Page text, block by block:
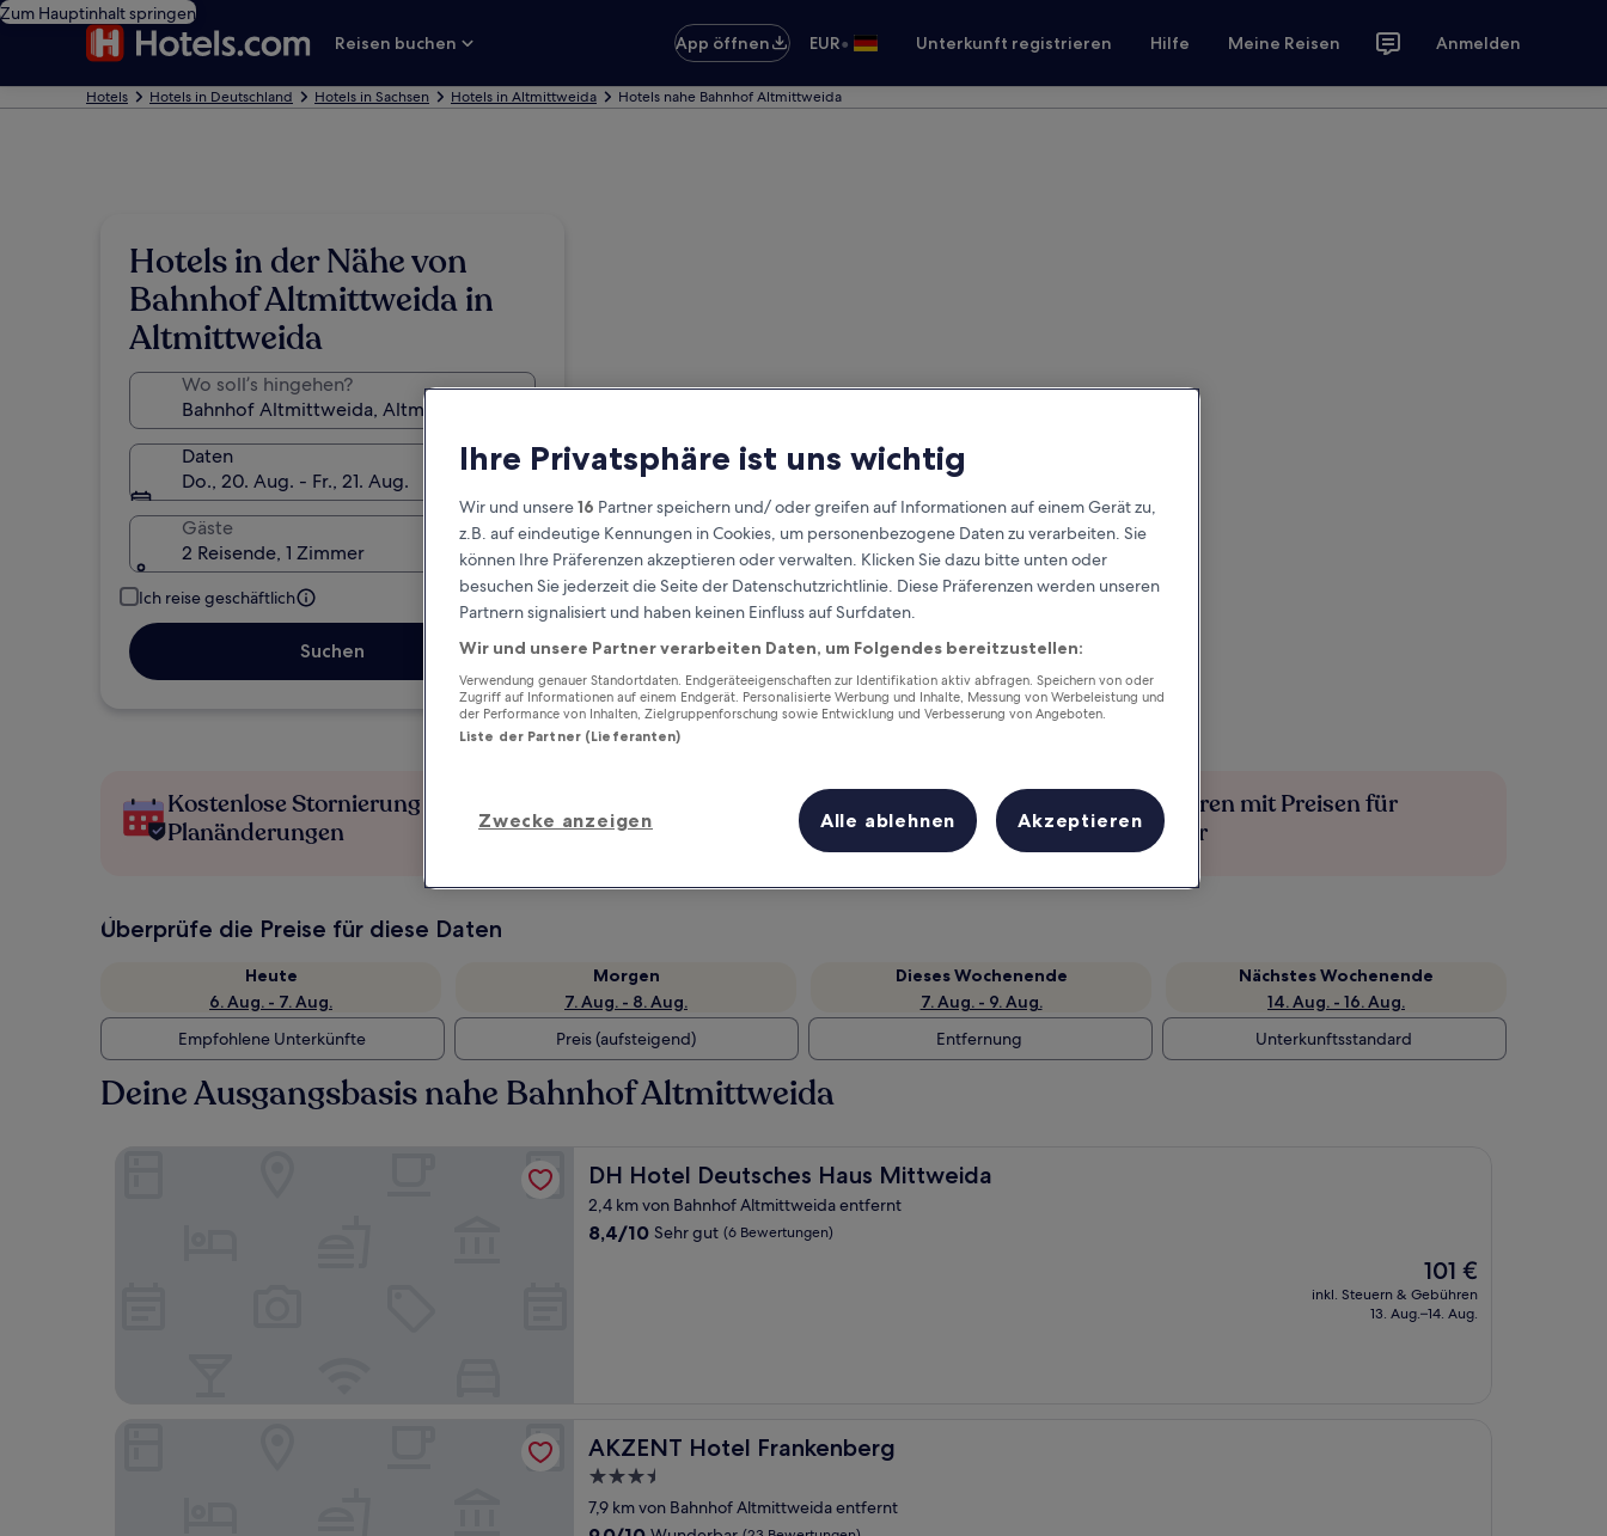
Zum Hauptinhalt springen
Reisen buchen
App öffnen EUR• Unterkunft registrieren Hilfe Meine Reisen Anmelden
Hotels Hotels in Deutschland Hotels in Sachsen Hotels in Altmittweida Hotels nahe Bahnhof Altmittweida
Hotels in der Nähe von
Bahnhof Altmittweida in
Altmittweida
Wo soll’s hingehen?
Daten
Do., 20. Aug. - Fr., 21. Aug.
Gäste
2 Reisende, 1 Zimmer
Ich reise geschäftlich
Suchen
Kostenlose Stornierung bei
Planänderungen
Verdiene Prämien für jede
wahrgenommene Übernachtung
Mehr sparen mit Preisen für
Mitglieder
Überprüfe die Preise für diese Daten
Heute
6. Aug. - 7. Aug.
Morgen
7. Aug. - 8. Aug.
Dieses Wochenende
7. Aug. - 9. Aug.
Nächstes Wochenende
14. Aug. - 16. Aug.
Empfohlene Unterkünfte
Preis (aufsteigend) Entfernung Unterkunftsstandard
Deine Ausgangsbasis nahe Bahnhof Altmittweida
DH Hotel Deutsches Haus Mittweida
DH Hotel Deutsches Haus Mittweida
2,4 km von Bahnhof Altmittweida entfernt
8.4
8,4/10 Sehr gut (6 Bewertungen)
Der
Preis
beträgt
101 €
inkl. Steuern & Gebühren
13. Aug.–14. Aug.
AKZENT Hotel Frankenberg
AKZENT Hotel Frankenberg
3.5-
Sterne-
Unterkunft
7,9 km von Bahnhof Altmittweida entfernt
Ihre Privatsphäre ist uns wichtig
Wir und unsere16 Partner speichern und/ oder greifen auf Informationen auf einem Gerät zu,
z.B. auf eindeutige Kennungen in Cookies, um personenbezogene Daten zu verarbeiten. Sie
können Ihre Präferenzen akzeptieren oder verwalten. Klicken Sie dazu bitte unten oder
besuchen Sie jederzeit die Seite der Datenschutzrichtlinie. Diese Präferenzen werden unseren
Partnern signalisiert und haben keinen Einfluss auf Surfdaten.
Wir und unsere Partner verarbeiten Daten, um Folgendes bereitzustellen:
Verwendung genauer Standortdaten. Endgeräteeigenschaften zur Identifikation aktiv abfragen. Speichern von oder
Zugriff auf Informationen auf einem Endgerät. Personalisierte Werbung und Inhalte, Messung von Werbeleistung und
der Performance von Inhalten, Zielgruppenforschung sowie Entwicklung und Verbesserung von Angeboten.
Liste der Partner (Lieferanten)
Zwecke anzeigen Alle ablehnen Akzeptieren